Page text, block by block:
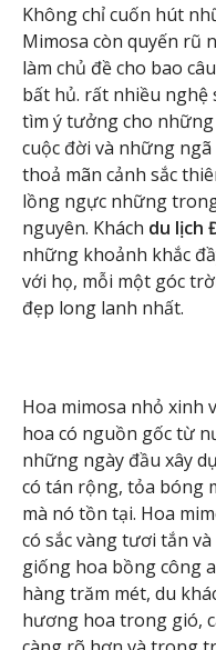
Không chỉ cuốn hút
Mimosa còn quyến rũ
làm chủ đề cho bao
bất hủ. rất nhiều nghệ
tìm ý tưởng cho những
cuộc đời và những
thoả mãn cảnh sắc
lồng ngực những
nguyên. Khách du lịch
những khoảnh khắc
với họ, mỗi một góc
đẹp long lanh nhất.
Hoa mimosa nhỏ xinh
hoa có nguồn gốc từ
những ngày đầu xây
có tán rộng, tỏa bóng
mà nó tồn tại. Hoa
có sắc vàng tươi tắn
giống hoa bồng công
hàng trăm mét, du
hương hoa trong gió,